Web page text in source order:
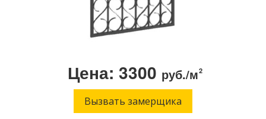
Заказать обратный звонок
+7 (495) 003-40-74 Круглосуточно!
Цена: 3300 руб./м2
Вызвать замерщика